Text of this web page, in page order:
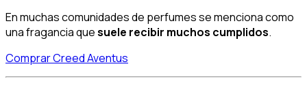
En muchas comunidades de perfumes se menciona como
una fragancia quesuele recibir muchos cumplidos.
Comprar Creed Aventus